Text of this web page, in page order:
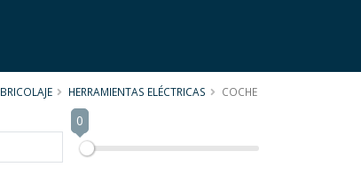
BRICOLAJE HERRAMIENTAS ELÉCTRICAS COCHE
0